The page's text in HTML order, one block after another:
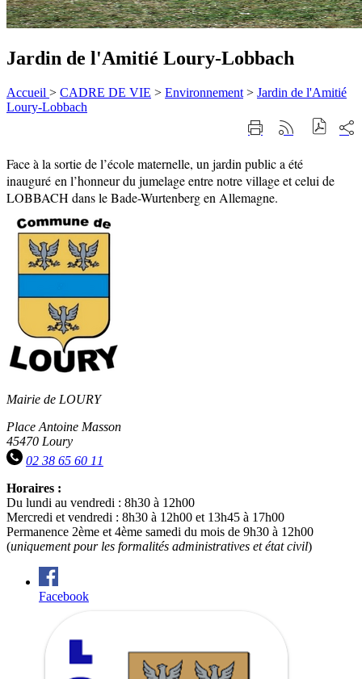
Jardin de l'Amitié Loury-Lobbach
Accueil > CADRE DE VIE > Environnement > Jardin de l'Amitié
Loury-Lobbach
ImprimerGénérer
RSS
sur
Face à la sortie de l’école maternelle, un jardin public a été
inauguré en l’honneur du jumelage entre notre village et celui de
LOBBACH dans le Bade-Wurtenberg en Allemagne.
Mairie de LOURY
Place Antoine Masson
45470 Loury
02 38 65 60 11
Horaires :
Du lundi au vendredi : 8h30 à 12h00
Mercredi et vendredi : 8h30 à 12h00 et 13h45 à 17h00
Permanence 2ème et 4ème samedi du mois de 9h30 à 12h00
(uniquement pour les formalités administratives et état civil)
Facebook